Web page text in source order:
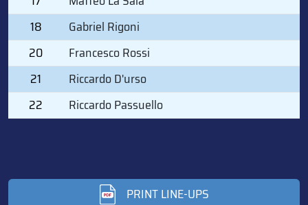
18
Gabriel Rigoni
20
Francesco Rossi
21
Riccardo D'urso
22
Riccardo Passuello
PRINT LINE-UPS